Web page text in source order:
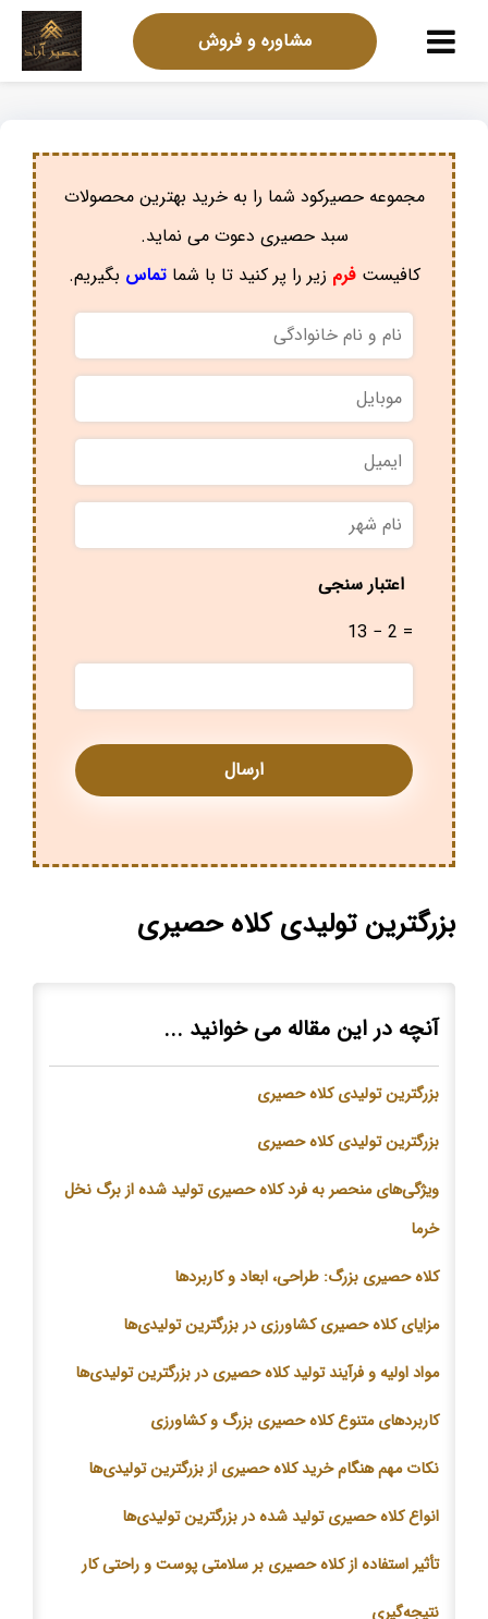
مشاوره و فروش
مجموعه حصیرکود شما را به خرید بهترین محصولات
سبد حصیری دعوت می نماید.
کافیستفرم زیر را پر کنید تا با شماتماس بگیریم.
نام
و
نام
خانوادگی
موبایل
ایمیل
نام
شهر *
اعتبار سنجی
13 − 2 =
بزرگترین تولیدی کلاه حصیری
آنچه در این مقاله می خوانید ...
بزرگترین تولیدی کلاه حصیری
بزرگترین تولیدیکلاهحصیری
ویژگی‌های منحصر به فردکلاهحصیری تولید شده از برگ نخل
خرما
کلاهحصیری بزرگ: طراحی، ابعاد و کاربردها
مزایایکلاهحصیری کشاورزی در بزرگترین تولیدی‌ها
مواد اولیه و فرآیند تولیدکلاهحصیری در بزرگترین تولیدی‌ها
کاربردهای متنوعکلاهحصیری بزرگ و کشاورزی
نکات مهم هنگام خریدکلاهحصیری از بزرگترین تولیدی‌ها
انواعکلاهحصیری تولید شده در بزرگترین تولیدی‌ها
تأثیر استفاده ازکلاهحصیری بر سلامتی پوست و راحتی کار
نتیجه‌گیری